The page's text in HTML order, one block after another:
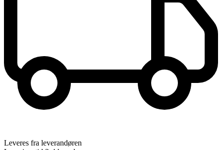
Leveres fra leverandøren